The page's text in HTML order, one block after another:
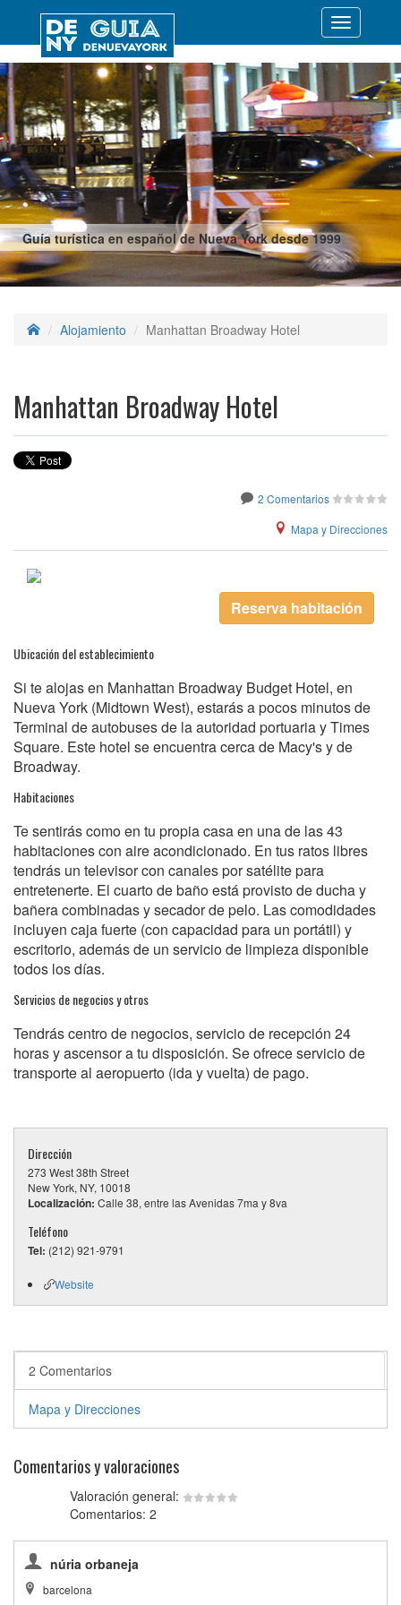
Guía turística en español de Nueva York desde 1999
Desplegar
Alojamiento Manhattan Broadway Hotel
Manhattan Broadway Hotel
2 Comentarios
Mapa y Direcciones
Reserva habitación
Ubicación del establecimiento
Si te alojas en Manhattan Broadway Budget Hotel, en
Nueva York (Midtown West), estarás a pocos minutos de
Terminal de autobuses de la autoridad portuaria y Times
Square. Este hotel se encuentra cerca de Macy's y de
Broadway.
Habitaciones
Te sentirás como en tu propia casa en una de las 43
habitaciones con aire acondicionado. En tus ratos libres
tendrás un televisor con canales por satélite para
entretenerte. El cuarto de baño está provisto de ducha y
bañera combinadas y secador de pelo. Las comodidades
incluyen caja fuerte (con capacidad para un portátil) y
escritorio, además de un servicio de limpieza disponible
todos los días.
Servicios de negocios y otros
Tendrás centro de negocios, servicio de recepción 24
horas y ascensor a tu disposición. Se ofrece servicio de
transporte al aeropuerto (ida y vuelta) de pago.
Dirección
273 West 38th Street
New York, NY, 10018
Localización: Calle 38, entre las Avenidas 7ma y 8va
Teléfono
Tel: (212) 921-9791
Website
2 Comentarios
Mapa y Direcciones
Comentarios y valoraciones
Valoración general:
Comentarios: 2
núria orbaneja
barcelona